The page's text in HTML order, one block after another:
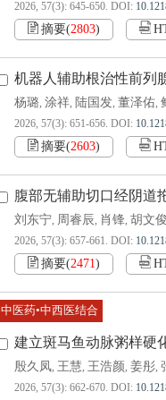
2026, 57(3): 645-650. DOI:
摘要(2803)
机器人辅助根治性前列
杨璐, 涂祥, 陆国发, 董泽佑,
2026, 57(3): 651-656. DOI:
摘要(2603)
腹部无辅助切口经阴道
刘东宁, 周睿辰, 肖锋, 胡文俊
2026, 57(3): 657-661. DOI:
摘要(2471)
中医药•中西医结合
建立斑马鱼动脉粥样硬
殷久凤, 王慧, 王浩颜, 姜彤,
2026, 57(3): 662-670. DOI: